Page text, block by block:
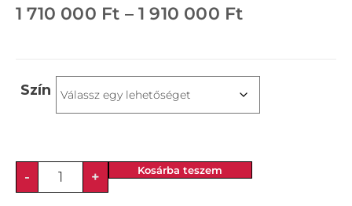
1 710 000 Ft – 1 910 000 Ft
Szín
- + Kosárba teszem